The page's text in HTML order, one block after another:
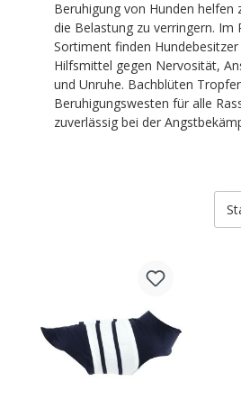
Beruhigung von Hunden helfen
die Belastung zu verringern. Im
Sortiment finden
Hilfsmittel gegen Nervosität,
und Unruhe. Bachblüten
Beruhigungswesten für alle
zuverlässig bei der